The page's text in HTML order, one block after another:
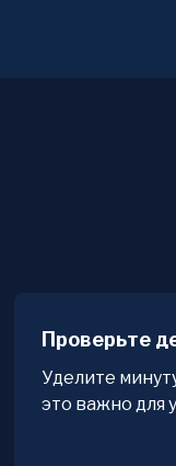
Проверьте
Уделите
это важно для